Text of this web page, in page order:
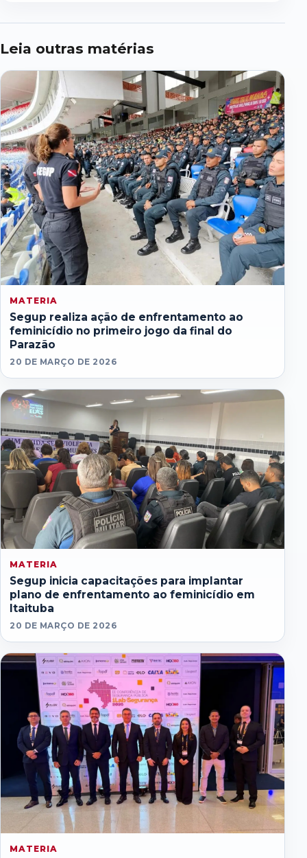
Leia outras matérias
MATERIA
Segup realiza ação de enfrentamento ao
feminicídio no primeiro jogo da final do
Parazão
20 DE MARÇO DE 2026
MATERIA
Segup inicia capacitações para implantar
plano de enfrentamento ao feminicídio em
Itaituba
20 DE MARÇO DE 2026
MATERIA